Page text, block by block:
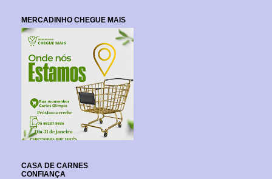
MERCADINHO CHEGUE MAIS
CASA DE CARNES
CONFIANÇA